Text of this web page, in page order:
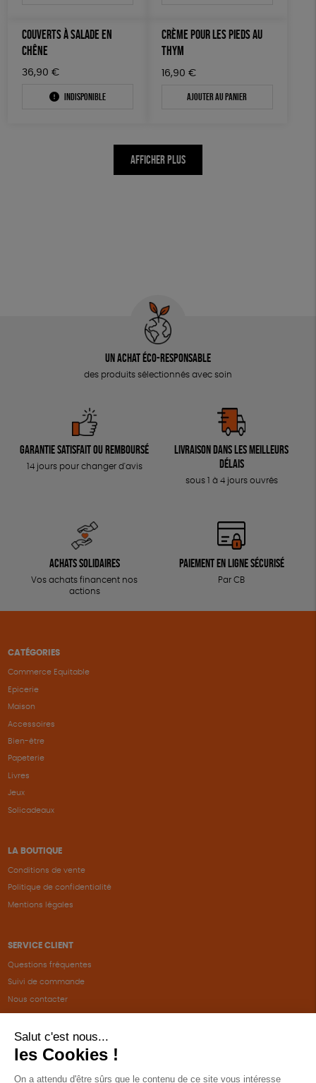
COUVERTS À SALADE EN
CHÊNE
36,90 €
Indisponible
CRÈME POUR LES PIEDS AU
THYM
16,90 €
Ajouter au panier
AFFICHER PLUS
Un achat éco-responsable
des produits sélectionnés avec soin
Garantie satisfait ou remboursé
14 jours pour changer d'avis
Livraison dans les meilleurs
délais
sous 1 à 4 jours ouvrés
Achats solidaires
Vos achats financent nos
actions
Paiement en ligne sécurisé
Par CB
CATÉGORIES
Commerce Equitable
Epicerie
Maison
Accessoires
Bien-être
Papeterie
Livres
Jeux
Solicadeaux
LA BOUTIQUE
Conditions de vente
Politique de confidentialité
Mentions légales
SERVICE CLIENT
Questions fréquentes
Suivi de commande
Nous contacter
SUIVEZ-NOUS